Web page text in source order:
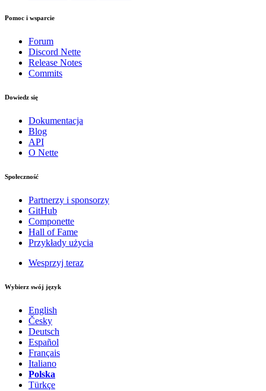
Pomoc i wsparcie
Forum
Discord Nette
Release Notes
Commits
Dowiedz się
Dokumentacja
Blog
API
O Nette
Społeczność
Partnerzy i sponsorzy
GitHub
Componette
Hall of Fame
Przykłady użycia
Wesprzyj teraz
Wybierz swój język
English
Česky
Deutsch
Español
Français
Italiano
Polska
Türkçe